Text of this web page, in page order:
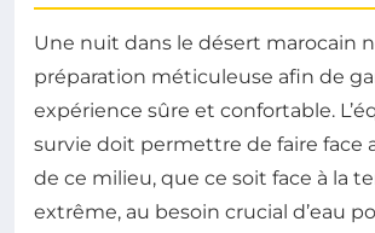
Une nuit dans le désert marocain
préparation méticuleuse afin de
expérience sûre et confortable.
survie doit permettre de faire face
de ce milieu, que ce soit face à la
extrême, au besoin crucial d’eau